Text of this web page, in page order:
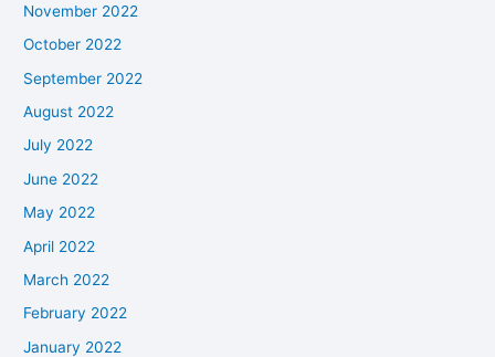
November 2022
October 2022
September 2022
August 2022
July 2022
June 2022
May 2022
April 2022
March 2022
February 2022
January 2022